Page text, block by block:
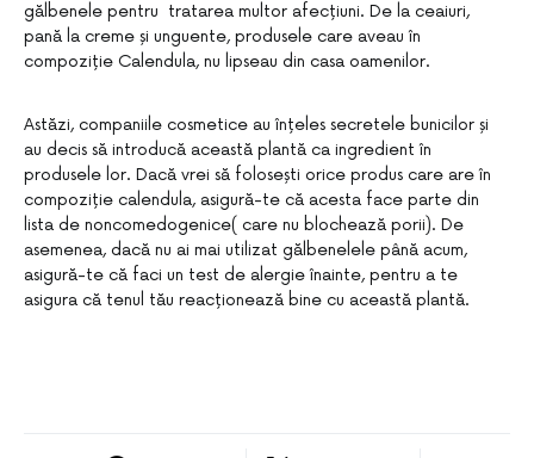
gălbenele pentru tratarea multor afecțiuni. De la ceaiuri,
pană la creme și unguente, produsele care aveau în
compoziție Calendula, nu lipseau din casa oamenilor.
Astăzi, companiile cosmetice au înțeles secretele bunicilor și
au decis să introducă această plantă ca ingredient în
produsele lor. Dacă vrei să folosești orice produs care are în
compoziție calendula, asigură-te că acesta face parte din
lista de noncomedogenice( care nu blochează porii). De
asemenea, dacă nu ai mai utilizat gălbenelele până acum,
asigură-te că faci un test de alergie înainte, pentru a te
asigura că tenul tău reacționează bine cu această plantă.